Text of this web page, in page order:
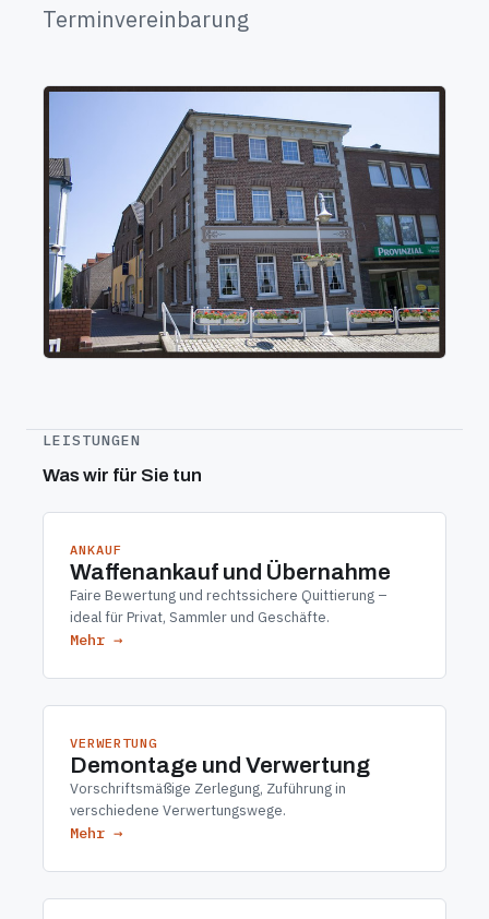
Terminvereinbarung
LEISTUNGEN
Was wir für Sie tun
ANKAUF
Waffenankauf und Übernahme
Faire Bewertung und rechtssichere Quittierung –
ideal für Privat, Sammler und Geschäfte.
Mehr →
VERWERTUNG
Demontage und Verwertung
Vorschriftsmäßige Zerlegung, Zuführung in
verschiedene Verwertungswege.
Mehr →